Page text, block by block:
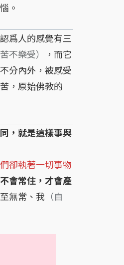
。
爲人的感覺有三
苦不樂受）
，而它
分內外，被感受
，原始佛教的
，就是這樣事與
卻執著一切事物
會常住，才會產
無常、我 （自